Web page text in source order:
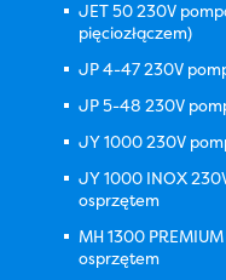
JET 50 230V
pięciozłączem)
JP 4-47 230V
JP 5-48 230V
JY 1000 230V
JY 1000 INOX
osprzętem
MH 1300
osprzętem